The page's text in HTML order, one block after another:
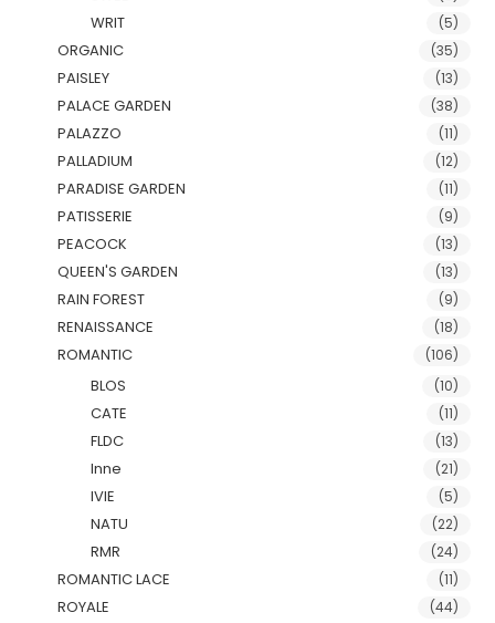
WRIT (5)
ORGANIC (35)
PAISLEY (13)
PALACE GARDEN (38)
PALAZZO (11)
PALLADIUM (12)
PARADISE GARDEN (11)
PATISSERIE (9)
PEACOCK (13)
QUEEN'S GARDEN (13)
RAIN FOREST (9)
RENAISSANCE (18)
ROMANTIC (106)
BLOS (10)
CATE (11)
FLDC (13)
Inne (21)
IVIE (5)
NATU (22)
RMR (24)
ROMANTIC LACE (11)
ROYALE (44)